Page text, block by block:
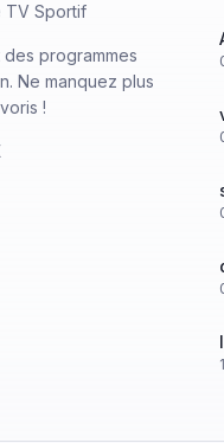
TV Sportif
programmes
Ne manquez plus
!